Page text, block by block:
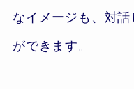
なイメージも、対
ができます。